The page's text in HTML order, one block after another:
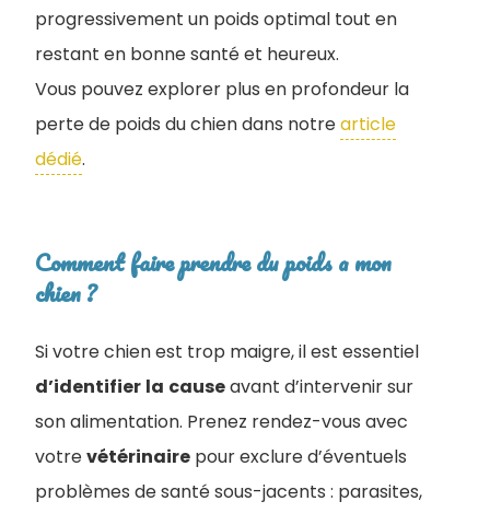
progressivement un poids optimal tout en
restant en bonne santé et heureux.
Vous pouvez explorer plus en profondeur la
perte de poids du chien dans notrearticle
dédié.
Comment faire prendre du poids a mon
chien ?
Si votre chien est trop maigre, il est essentiel
d’identifier la causeavant d’intervenir sur
son alimentation. Prenez rendez-vous avec
votrevétérinaire pour exclure d’éventuels
problèmes de santé sous-jacents : parasites,